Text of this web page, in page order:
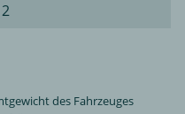
des Fahrzeuges